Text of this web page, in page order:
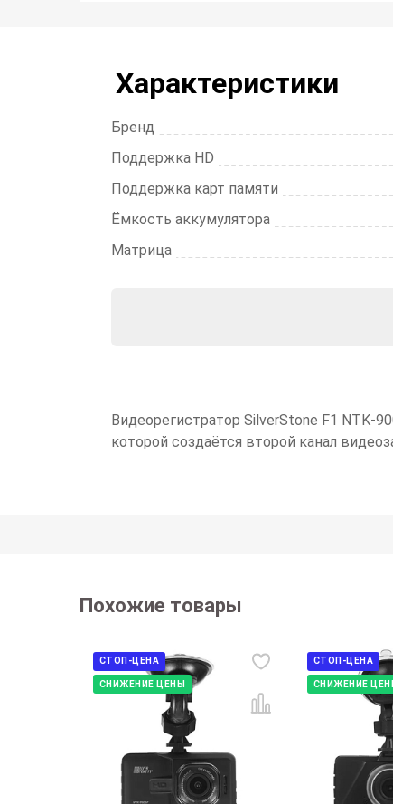
Характеристики
Бренд
Поддержка HD
Поддержка карт памяти
Ёмкость аккумулятора
Матрица
Видеорегистратор SilverStone F1 NTK-
которой создаётся второй канал
Похожие товары
СТОП-ЦЕНА
СНИЖЕНИЕ ЦЕНЫ
СТОП-ЦЕНА
СНИЖЕНИЕ